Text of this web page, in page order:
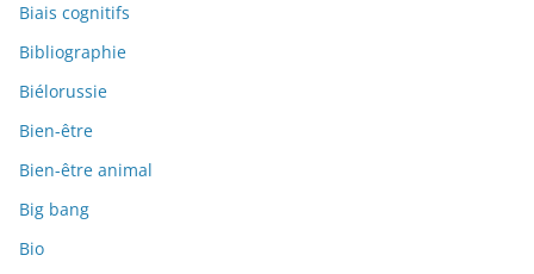
Biais cognitifs
Bibliographie
Biélorussie
Bien-être
Bien-être animal
Big bang
Bio